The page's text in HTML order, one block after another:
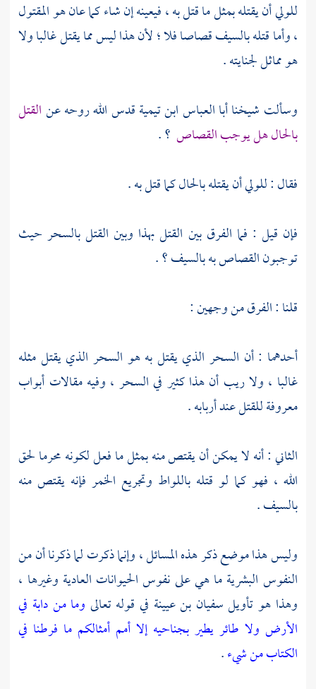
للولي أن يقتله بمثل ما قتل به ، فيعينه إن شاء كما عان هو المقتول
، وأما قتله بالسيف قصاصا فلا ؛ لأن هذا ليس مما يقتل غالبا ولا
هو مماثل لجنايته .
وسألت شيخناأبا العباس ابن تيميةقدس الله روحه عنالقتل
بالحال هل يوجب القصاص ؟ .
فقال : للولي أن يقتله بالحال كما قتل به .
فإن قيل : فما الفرق بين القتل بهذا وبين القتل بالسحر حيث
توجبون القصاص به بالسيف ؟ .
قلنا : الفرق من وجهين :
أحدهما : أن السحر الذي يقتل به هو السحر الذي يقتل مثله
غالبا ، ولا ريب أن هذا كثير في السحر ، وفيه مقالات أبواب
معروفة للقتل عند أربابه .
الثاني : أنه لا يمكن أن يقتص منه بمثل ما فعل لكونه محرما لحق
الله ، فهو كما لو قتله باللواط وتجريع الخمر فإنه يقتص منه
بالسيف .
وليس هذا موضع ذكر هذه المسائل ، وإنما ذكرت لما ذكرنا أن من
النفوس البشرية ما هي على نفوس الحيوانات العادية وغيرها ،
وهذا هو تأويل سفيان بن عيينة في قوله تعالى وما من دابة في
الأرض ولا طائر يطير بجناحيه إلا أمم أمثالكم ما فرطنا في
الكتاب من شيء.